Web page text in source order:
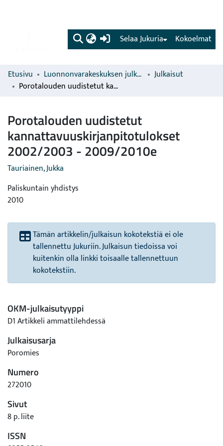
(current) Kokoelmat
Selaa Jukuria
Etusivu Luonnonvarakeskuksen julkaisut
Julkaisut
Porotalouden uudistetut kannattavuuskirjanpitotulokset 2002/2003 - 2009/2010e
Porotalouden uudistetut
kannattavuuskirjanpitotulokset
2002/2003 - 2009/2010e
Tauriainen, Jukka
Paliskuntain yhdistys
2010
Tämän artikkelin/julkaisun kokotekstiä ei ole
tallennettu Jukuriin. Julkaisun tiedoissa voi
kuitenkin olla linkki toisaalle tallennettuun
kokotekstiin.
OKM-julkaisutyyppi
D1 Artikkeli ammattilehdessä
Julkaisusarja
Poromies
Numero
272010
Sivut
8 p. liite
ISSN